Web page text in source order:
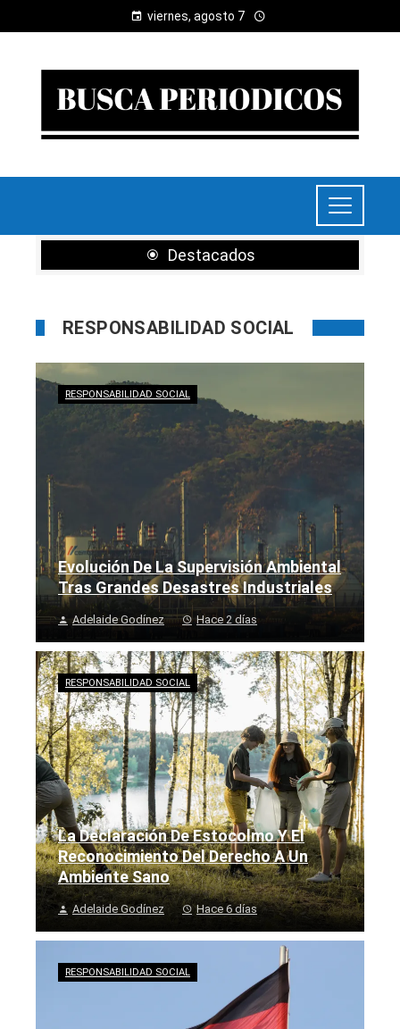
viernes, agosto 7
Destacados
RESPONSABILIDAD SOCIAL
RESPONSABILIDAD SOCIAL
Evolución De La Supervisión Ambiental
Tras Grandes Desastres Industriales
Adelaide Godínez Hace 2 días
RESPONSABILIDAD SOCIAL
La Declaración De Estocolmo Y El
Reconocimiento Del Derecho A Un
Ambiente Sano
Adelaide Godínez Hace 6 días
RESPONSABILIDAD SOCIAL